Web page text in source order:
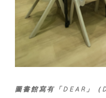
圖書館寫有「DEAR